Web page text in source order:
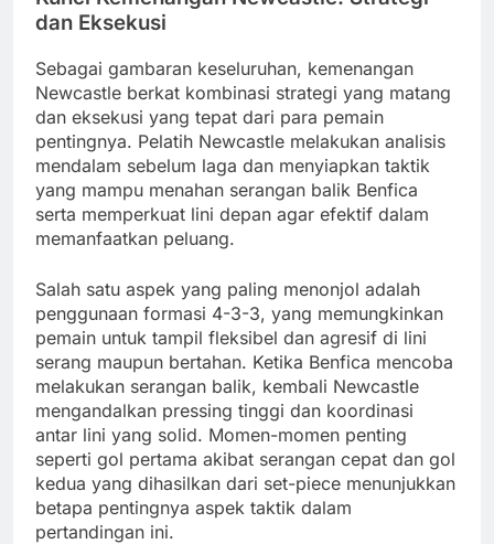
dan Eksekusi
Sebagai gambaran keseluruhan, kemenangan
Newcastle berkat kombinasi strategi yang matang
dan eksekusi yang tepat dari para pemain
pentingnya. Pelatih Newcastle melakukan analisis
mendalam sebelum laga dan menyiapkan taktik
yang mampu menahan serangan balik Benfica
serta memperkuat lini depan agar efektif dalam
memanfaatkan peluang.
Salah satu aspek yang paling menonjol adalah
penggunaan formasi 4-3-3, yang memungkinkan
pemain untuk tampil fleksibel dan agresif di lini
serang maupun bertahan. Ketika Benfica mencoba
melakukan serangan balik, kembali Newcastle
mengandalkan pressing tinggi dan koordinasi
antar lini yang solid. Momen-momen penting
seperti gol pertama akibat serangan cepat dan gol
kedua yang dihasilkan dari set-piece menunjukkan
betapa pentingnya aspek taktik dalam
pertandingan ini.